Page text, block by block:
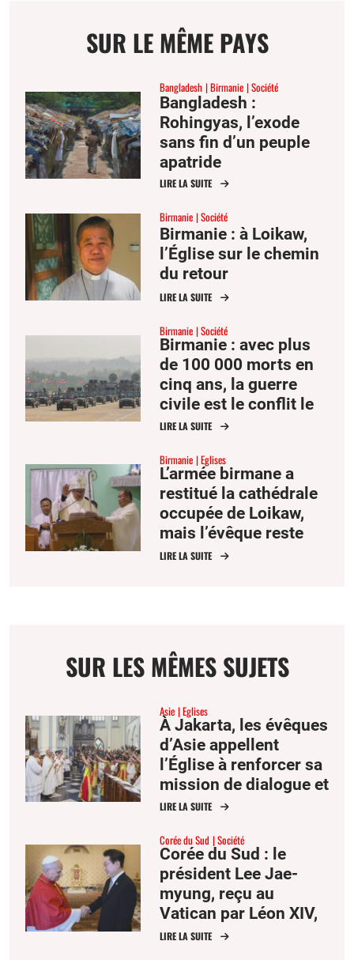
SUR LE MÊME PAYS
Bangladesh Birmanie Société
Bangladesh :
Rohingyas, l’exode
sans fin d’un peuple
apatride
LIRE LA SUITE
Birmanie Société
Birmanie : à Loikaw,
l’Église sur le chemin
du retour
LIRE LA SUITE
Birmanie Société
Birmanie : avec plus
de 100 000 morts en
cinq ans, la guerre
civile est le conflit le
plus meurtrier en Asie
LIRE LA SUITE
Birmanie Eglises
L’armée birmane a
restitué la cathédrale
occupée de Loikaw,
mais l’évêque reste
avec les réfugiés
LIRE LA SUITE
SUR LES MÊMES SUJETS
Asie Eglises
À Jakarta, les évêques
d’Asie appellent
l’Église à renforcer sa
mission de dialogue et
de réconciliation
LIRE LA SUITE
Corée du Sud Société
Corée du Sud : le
président Lee Jae-
myung, reçu au
Vatican par Léon XIV,
attire l’attention sur la
LIRE LA SUITE